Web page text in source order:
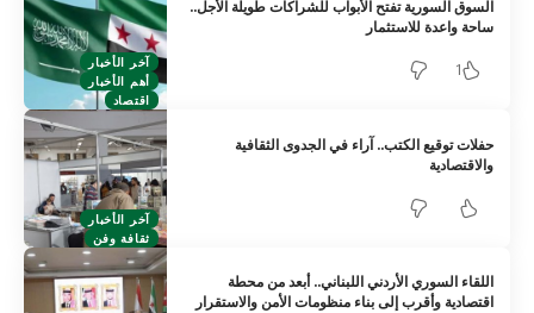
آخر الأخبار
أهم الأخبار
اقتصاد
السوق السورية تفتح الأبواب للشراكات طويلة الأجل..
ساحة واعدة للاستثمار
1
آخر الأخبار
ثقافة وفن
حفلات توقيع الكتب.. آراء في الجدوى الثقافية
والاقتصادية
اللقاء السوري الأردني اللبناني.. أبعد من محطة
اقتصادية وأقرب إلى بناء منظومات الأمن والاستقرار